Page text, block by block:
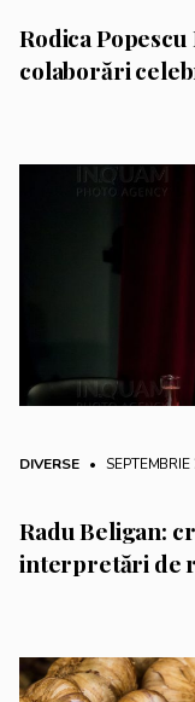
Rodica
colaborări
DIVERSE • SEPTEMBRIE
Radu Beligan:
interpretări de